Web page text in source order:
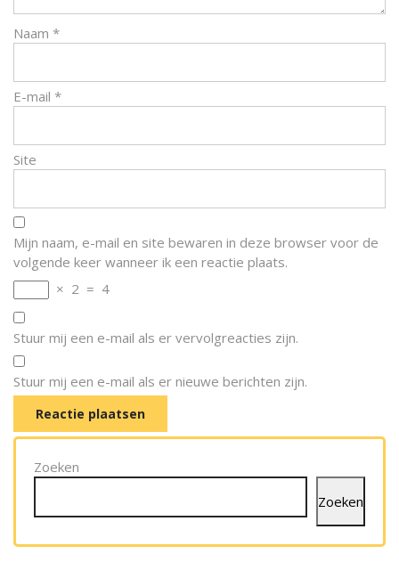
Naam *
E-mail *
Site
Mijn naam, e-mail en site bewaren in deze browser voor de
volgende keer wanneer ik een reactie plaats.
× 2 = 4
Stuur mij een e-mail als er vervolgreacties zijn.
Stuur mij een e-mail als er nieuwe berichten zijn.
Zoeken
Zoeken